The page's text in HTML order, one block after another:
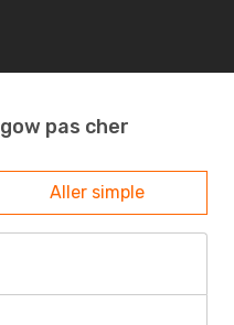
pas cher
Aller simple